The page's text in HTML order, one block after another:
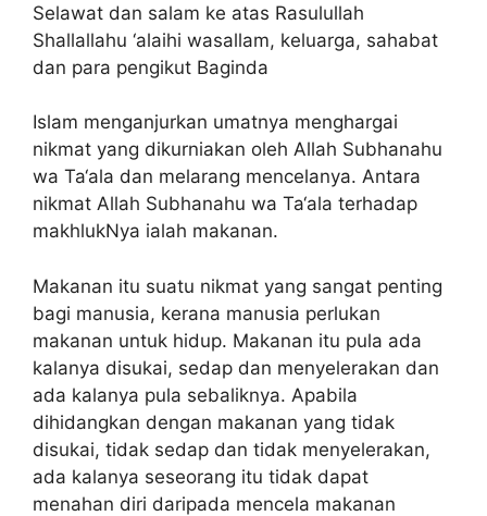
Selawat dan salam ke atas Rasulullah
Shallallahu ‘alaihi wasallam, keluarga, sahabat
dan para pengikut Baginda
Islam menganjurkan umatnya menghargai
nikmat yang dikurniakan oleh Allah Subhanahu
wa Ta‘ala dan melarang mencelanya. Antara
nikmat Allah Subhanahu wa Ta‘ala terhadap
makhlukNya ialah makanan.
Makanan itu suatu nikmat yang sangat penting
bagi manusia, kerana manusia perlukan
makanan untuk hidup. Makanan itu pula ada
kalanya disukai, sedap dan menyelerakan dan
ada kalanya pula sebaliknya. Apabila
dihidangkan dengan makanan yang tidak
disukai, tidak sedap dan tidak menyelerakan,
ada kalanya seseorang itu tidak dapat
menahan diri daripada mencela makanan